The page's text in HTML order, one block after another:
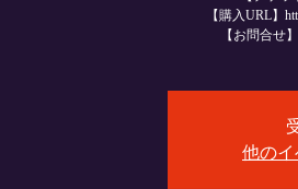
【購入URL】
【お問合せ
他のイ